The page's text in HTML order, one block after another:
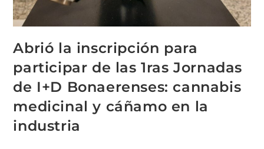
Abrió la inscripción para
participar de las 1ras Jornadas
de I+D Bonaerenses: cannabis
medicinal y cáñamo en la
industria